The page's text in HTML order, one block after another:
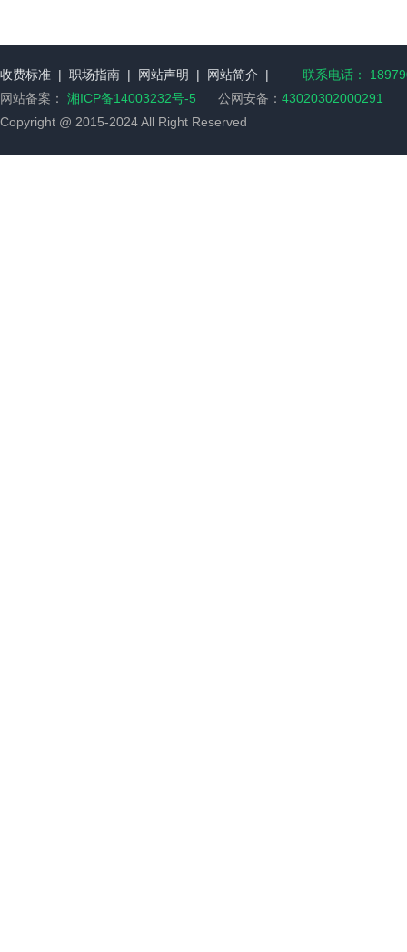
收费标准 | 职场指南 | 网站声明 | 网站简介 |
联系电话：
网站备案： 湘ICP备14003232号-5 公网安备： 43020302000291
Copyright @ 2015-2024 All Right Reserved